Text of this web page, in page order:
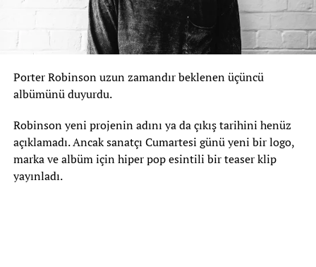
Porter Robinson uzun zamandır beklenen üçüncü
albümünü duyurdu.
Robinson yeni projenin adını ya da çıkış tarihini henüz
açıklamadı. Ancak sanatçı Cumartesi günü yeni bir logo,
marka ve albüm için hiper pop esintili bir teaser klip
yayınladı.